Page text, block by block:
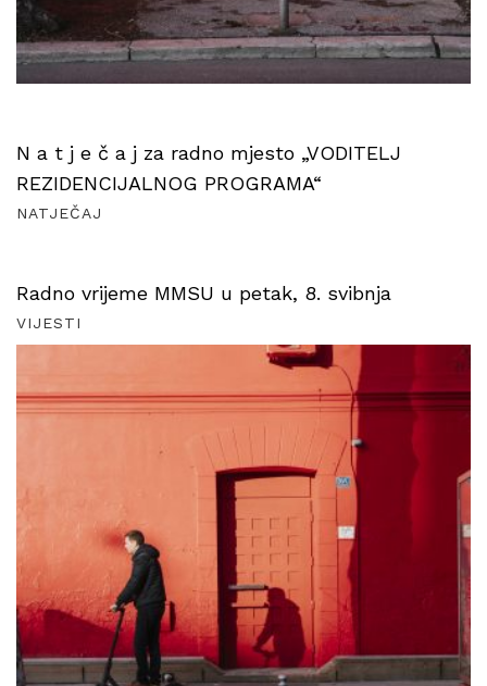
N a t j e č a j za radno mjesto „VODITELJ
REZIDENCIJALNOG PROGRAMA“
NATJEČAJ
Radno vrijeme MMSU u petak, 8. svibnja
VIJESTI